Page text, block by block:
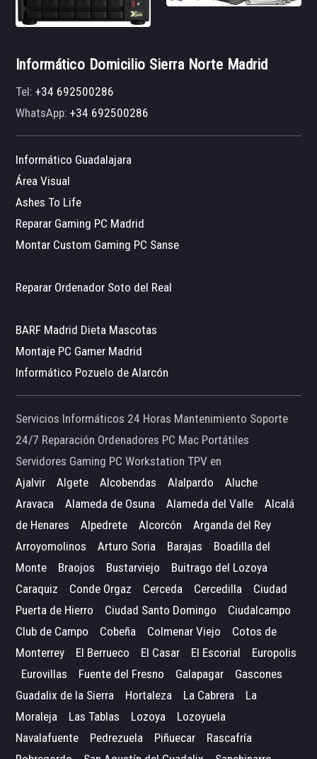
Informático Domicilio Sierra Norte Madrid
Tel:+34 692500286
WhatsApp:+34 692500286
Informático Guadalajara
Área Visual
Ashes To Life
Reparar Gaming PC Madrid
Montar Custom Gaming PC Sanse
Reparar Ordenador Soto del Real
BARF Madrid Dieta Mascotas
Montaje PC Gamer Madrid
Informático Pozuelo de Alarcón
Servicios Informáticos 24 Horas Mantenimiento Soporte
24/7 Reparación Ordenadores PC Mac Portátiles
Servidores Gaming PC Workstation TPV en
Ajalvir
Algete Alcobendas Alalpardo
Aluche
Aravaca
Alameda de Osuna Alameda del Valle
Alcalá
de Henares
Alpedrete Alcorcón
Arganda del Rey
Arroyomolinos
Arturo Soria Barajas
Boadilla del
Monte
Braojos Bustarviejo
Buitrago del Lozoya
Caraquiz
Conde Orgaz Cerceda Cercedilla
Ciudad
Puerta de Hierro
Ciudad Santo Domingo
Ciudalcampo
Club de Campo
Cobeña Colmenar Viejo
Cotos de
Monterrey
El Berrueco El Casar El Escorial
Europolis
Eurovillas
Fuente del Fresno Galapagar
Gascones
Guadalix de la Sierra
Hortaleza La Cabrera
La
Moraleja
Las Tablas Lozoya
Lozoyuela
Navalafuente
Pedrezuela Piñuecar
Rascafría